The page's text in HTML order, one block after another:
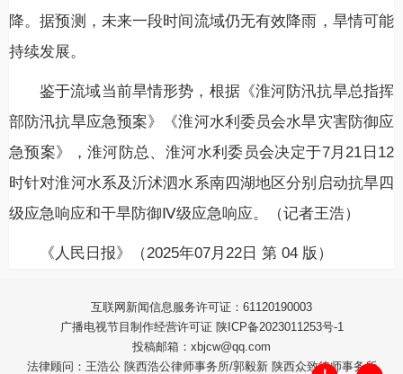
降。据预测，未来一段时间流域仍无有效降雨，旱情可能
持续发展。
鉴于流域当前旱情形势，根据《淮河防汛抗旱总指挥
部防汛抗旱应急预案》《淮河水利委员会水旱灾害防御应
急预案》，淮河防总、淮河水利委员会决定于7月21日12
时针对淮河水系及沂沭泗水系南四湖地区分别启动抗旱四
级应急响应和干旱防御Ⅳ级应急响应。（记者王浩）
《人民日报》（2025年07月22日 第 04 版）
互联网新闻信息服务许可证：61120190003
广播电视节目制作经营许可证 陕ICP备2023011253号-1
投稿邮箱：xbjcw@qq.com
法律顾问：王浩公 陕西浩公律师事务所/郭毅新 陕西众致律师事务所